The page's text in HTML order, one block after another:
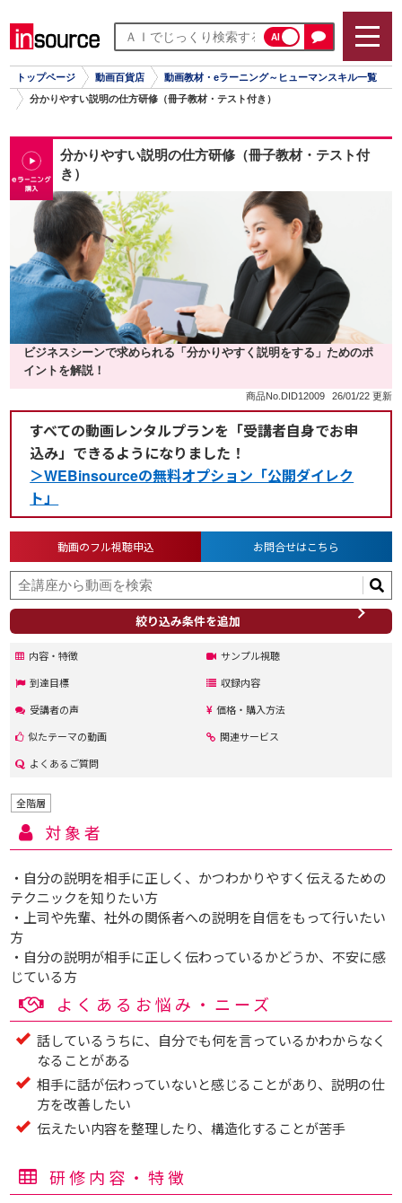
AI
トップページ 動画百貨店
動画教材・eラーニング～ヒューマンスキル一覧
分かりやすい説明の仕方研修（冊子教材・テスト付き）
分かりやすい説明の仕方研修（冊子教材・テスト付
き）
ビジネスシーンで求められる「分かりやすく説明をする」ためのポ
イントを解説！
商品No.DID12009 26/01/22 更新
すべての動画レンタルプランを「受講者自身でお申
込み」できるようになりました！
＞WEBinsourceの無料オプション「公開ダイレク
ト」
絞り込み条件を追加
動画のフル視聴申込 お問合せはこちら
内容・特徴
サンプル視聴
到達目標
収録内容
受講者の声
価格・購入方法
似たテーマの動画
関連サービス
よくあるご質問
全階層
対象者
・自分の説明を相手に正しく、かつわかりやすく伝えるための
テクニックを知りたい方
・上司や先輩、社外の関係者への説明を自信をもって行いたい
方
・自分の説明が相手に正しく伝わっているかどうか、不安に感
じている方
よくあるお悩み・ニーズ
話しているうちに、自分でも何を言っているかわからなく
なることがある
相手に話が伝わっていないと感じることがあり、説明の仕
方を改善したい
伝えたい内容を整理したり、構造化することが苦手
研修内容・特徴